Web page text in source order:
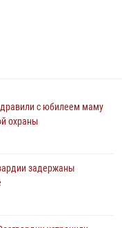
с юбилеем маму
охраны
задержаны